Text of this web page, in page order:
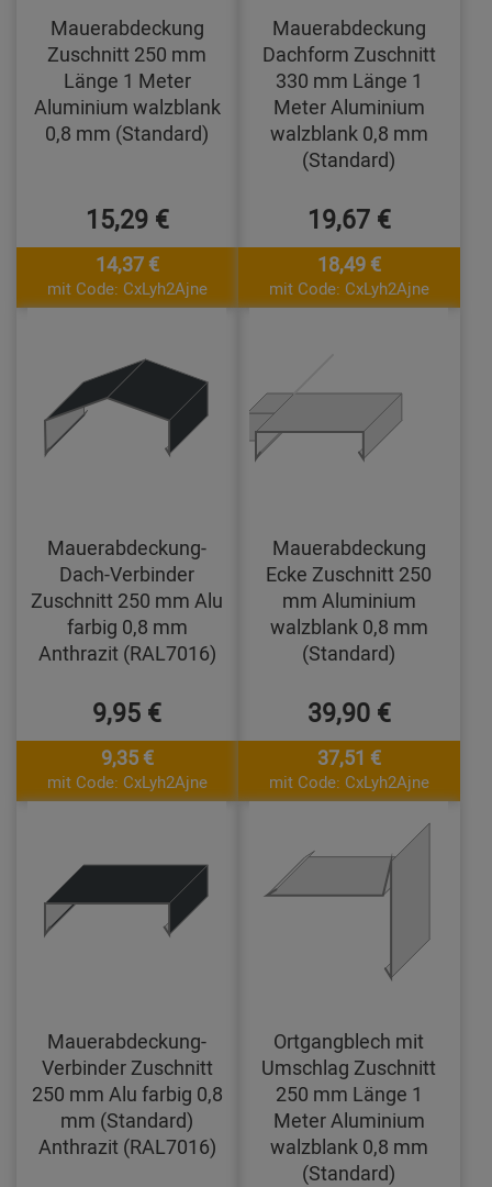
Mauerabdeckung
Zuschnitt 250 mm
Länge 1 Meter
Aluminium walzblank
0,8 mm (Standard)
15,29 €
14,37 €
mit Code: CxLyh2Ajne
Mauerabdeckung
Dachform Zuschnitt
330 mm Länge 1
Meter Aluminium
walzblank 0,8 mm
(Standard)
19,67 €
18,49 €
mit Code: CxLyh2Ajne
Mauerabdeckung-
Dach-Verbinder
Zuschnitt 250 mm Alu
farbig 0,8 mm
Anthrazit (RAL7016)
9,95 €
9,35 €
mit Code: CxLyh2Ajne
Mauerabdeckung
Ecke Zuschnitt 250
mm Aluminium
walzblank 0,8 mm
(Standard)
39,90 €
37,51 €
mit Code: CxLyh2Ajne
Mauerabdeckung-
Verbinder Zuschnitt
250 mm Alu farbig 0,8
mm (Standard)
Anthrazit (RAL7016)
Ortgangblech mit
Umschlag Zuschnitt
250 mm Länge 1
Meter Aluminium
walzblank 0,8 mm
(Standard)